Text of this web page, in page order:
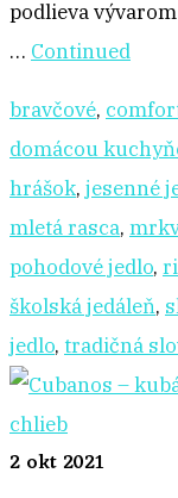
podlieva
… Continued
bravčové,
domácou
hrášok, jesenné
mletá rasca,
pohodové jedlo,
školská jedáleň,
jedlo, tradičná
2 okt 2021